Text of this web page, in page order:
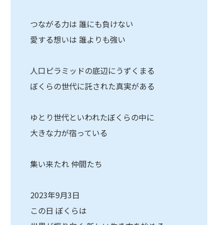
つながる力は 誰にも負けない
愛する想いは 誰よりも強い
人口ピラミッドの底辺にうずくまる
ぼくらの世代に託された真実がある
ゆとり世代といわれたぼくらの中に
大きな力が宿っている
集い来たれ 仲間たち
2023年9月3日
この日 ぼくらは